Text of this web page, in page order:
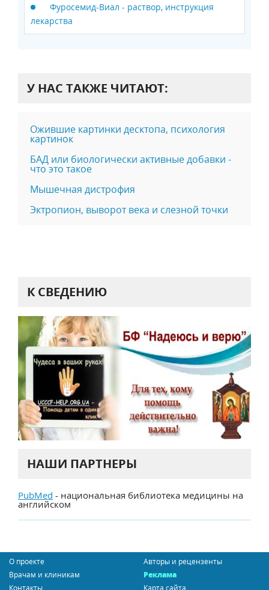
Фуросемид-Виал - раствор, инструкция
лекарства
У НАС ТАКЖЕ ЧИТАЮТ:
Ожившие картинки десктопа, психология
картинок
БАД или биологически активные добавки -
что это такое
Мышечная дистрофия
Эктропион, выворот века и слезной точки
К СВЕДЕНИЮ
НАШИ ПАРТНЕРЫ
PubMed - национальная библиотека медицины на
английском
О проекте
Авторы и рецензенты
Врачам и клиникам
Реклама